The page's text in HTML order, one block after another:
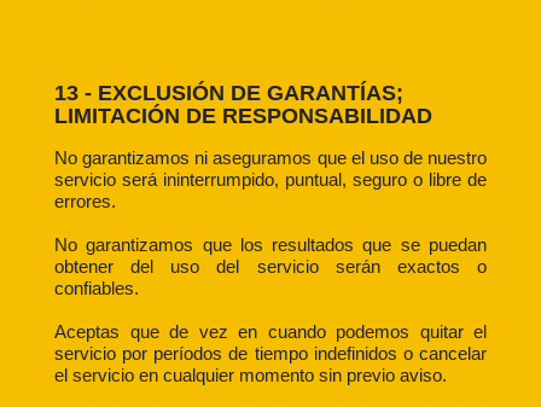
13 - EXCLUSIÓN DE GARANTÍAS;
LIMITACIÓN DE RESPONSABILIDAD
No garantizamos ni aseguramos que el uso de nuestro
servicio será ininterrumpido, puntual, seguro o libre de
errores.
No garantizamos que los resultados que se puedan
obtener del uso del servicio serán exactos o
confiables.
Aceptas que de vez en cuando podemos quitar el
servicio por períodos de tiempo indefinidos o cancelar
el servicio en cualquier momento sin previo aviso.